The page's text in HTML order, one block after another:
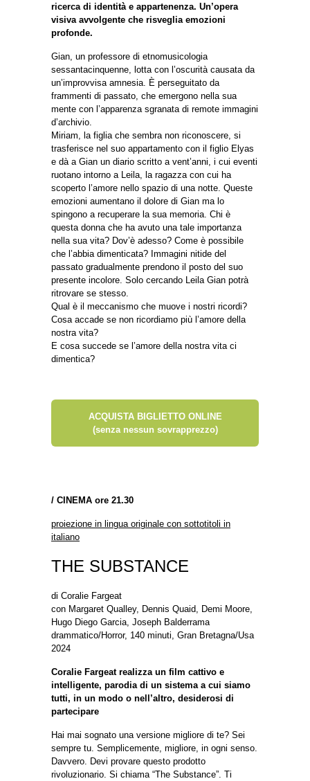
ricerca di identità e appartenenza. Un’opera
visiva avvolgente che risveglia emozioni
profonde.
Gian, un professore di etnomusicologia
sessantacinquenne, lotta con l’oscurità causata da
un’improvvisa amnesia. È perseguitato da
frammenti di passato, che emergono nella sua
mente con l’apparenza sgranata di remote immagini
d’archivio.
Miriam, la figlia che sembra non riconoscere, si
trasferisce nel suo appartamento con il figlio Elyas
e dà a Gian un diario scritto a vent’anni, i cui eventi
ruotano intorno a Leila, la ragazza con cui ha
scoperto l’amore nello spazio di una notte. Queste
emozioni aumentano il dolore di Gian ma lo
spingono a recuperare la sua memoria. Chi è
questa donna che ha avuto una tale importanza
nella sua vita? Dov’è adesso? Come è possibile
che l’abbia dimenticata? Immagini nitide del
passato gradualmente prendono il posto del suo
presente incolore. Solo cercando Leila Gian potrà
ritrovare se stesso.
Qual è il meccanismo che muove i nostri ricordi?
Cosa accade se non ricordiamo più l’amore della
nostra vita?
E cosa succede se l’amore della nostra vita ci
dimentica?
ACQUISTA BIGLIETTO ONLINE
(senza nessun sovrapprezzo)
/ CINEMA ore 21.30
proiezione in lingua originale con sottotitoli in
italiano
THE SUBSTANCE
di Coralie Fargeat
con Margaret Qualley, Dennis Quaid, Demi Moore,
Hugo Diego Garcia, Joseph Balderrama
drammatico/Horror, 140 minuti, Gran Bretagna/Usa
2024
Coralie Fargeat realizza un film cattivo e
intelligente, parodia di un sistema a cui siamo
tutti, in un modo o nell’altro, desiderosi di
partecipare
Hai mai sognato una versione migliore di te? Sei
sempre tu. Semplicemente, migliore, in ogni senso.
Davvero. Devi provare questo prodotto
rivoluzionario. Si chiama “The Substance”. Ti